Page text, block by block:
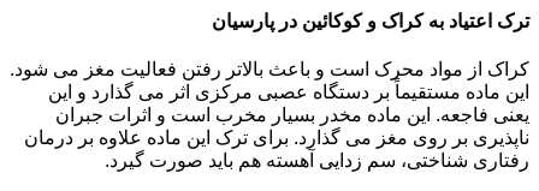
ترک اعتیاد به کراک و کوکائین در پارسیان
کراک از مواد محرک است و باعث بالاتر رفتن فعالیت مغز می شود.
این ماده مستقیماً بر دستگاه عصبی مرکزی اثر می گذارد و این
یعنی فاجعه. این ماده مخدر بسیار مخرب است و اثرات جبران
ناپذیری بر روی مغز می گذارد. برای ترک این ماده علاوه بر درمان
رفتاری شناختی، سم زدایی آهسته هم باید صورت گیرد.